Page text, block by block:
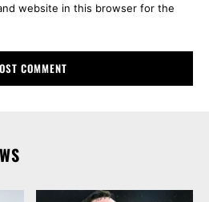
website in this browser for the